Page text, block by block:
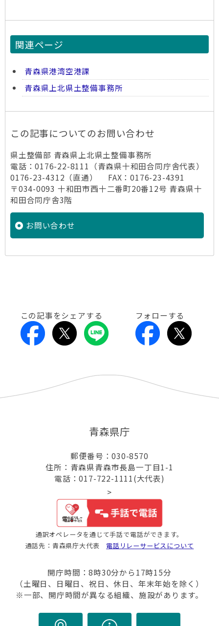
関連ページ
青森県港湾空港課
青森県上北県土整備事務所
この記事についてのお問い合わせ
県土整備部 青森県上北県土整備事務所
電話：0176-22-8111（青森県十和田合同庁舎代表）
0176-23-4312（直通） FAX：0176-23-4391
〒034-0093 十和田市西十二番町20番12号 青森県十
和田合同庁舎3階
お問い合わせ
この記事をシェアする フォローする
青森県庁
郵便番号：030-8570
住所：青森県青森市長島一丁目1-1
電話：017-722-1111(大代表)
>
通訳オペレータを通じて手話で電話ができます。
通話先：青森県庁大代表 電話リレーサービスについて
開庁時間：8時30分から17時15分
（土曜日、日曜日、祝日、休日、年末年始を除く）
※一部、開庁時間が異なる組織、施設があります。